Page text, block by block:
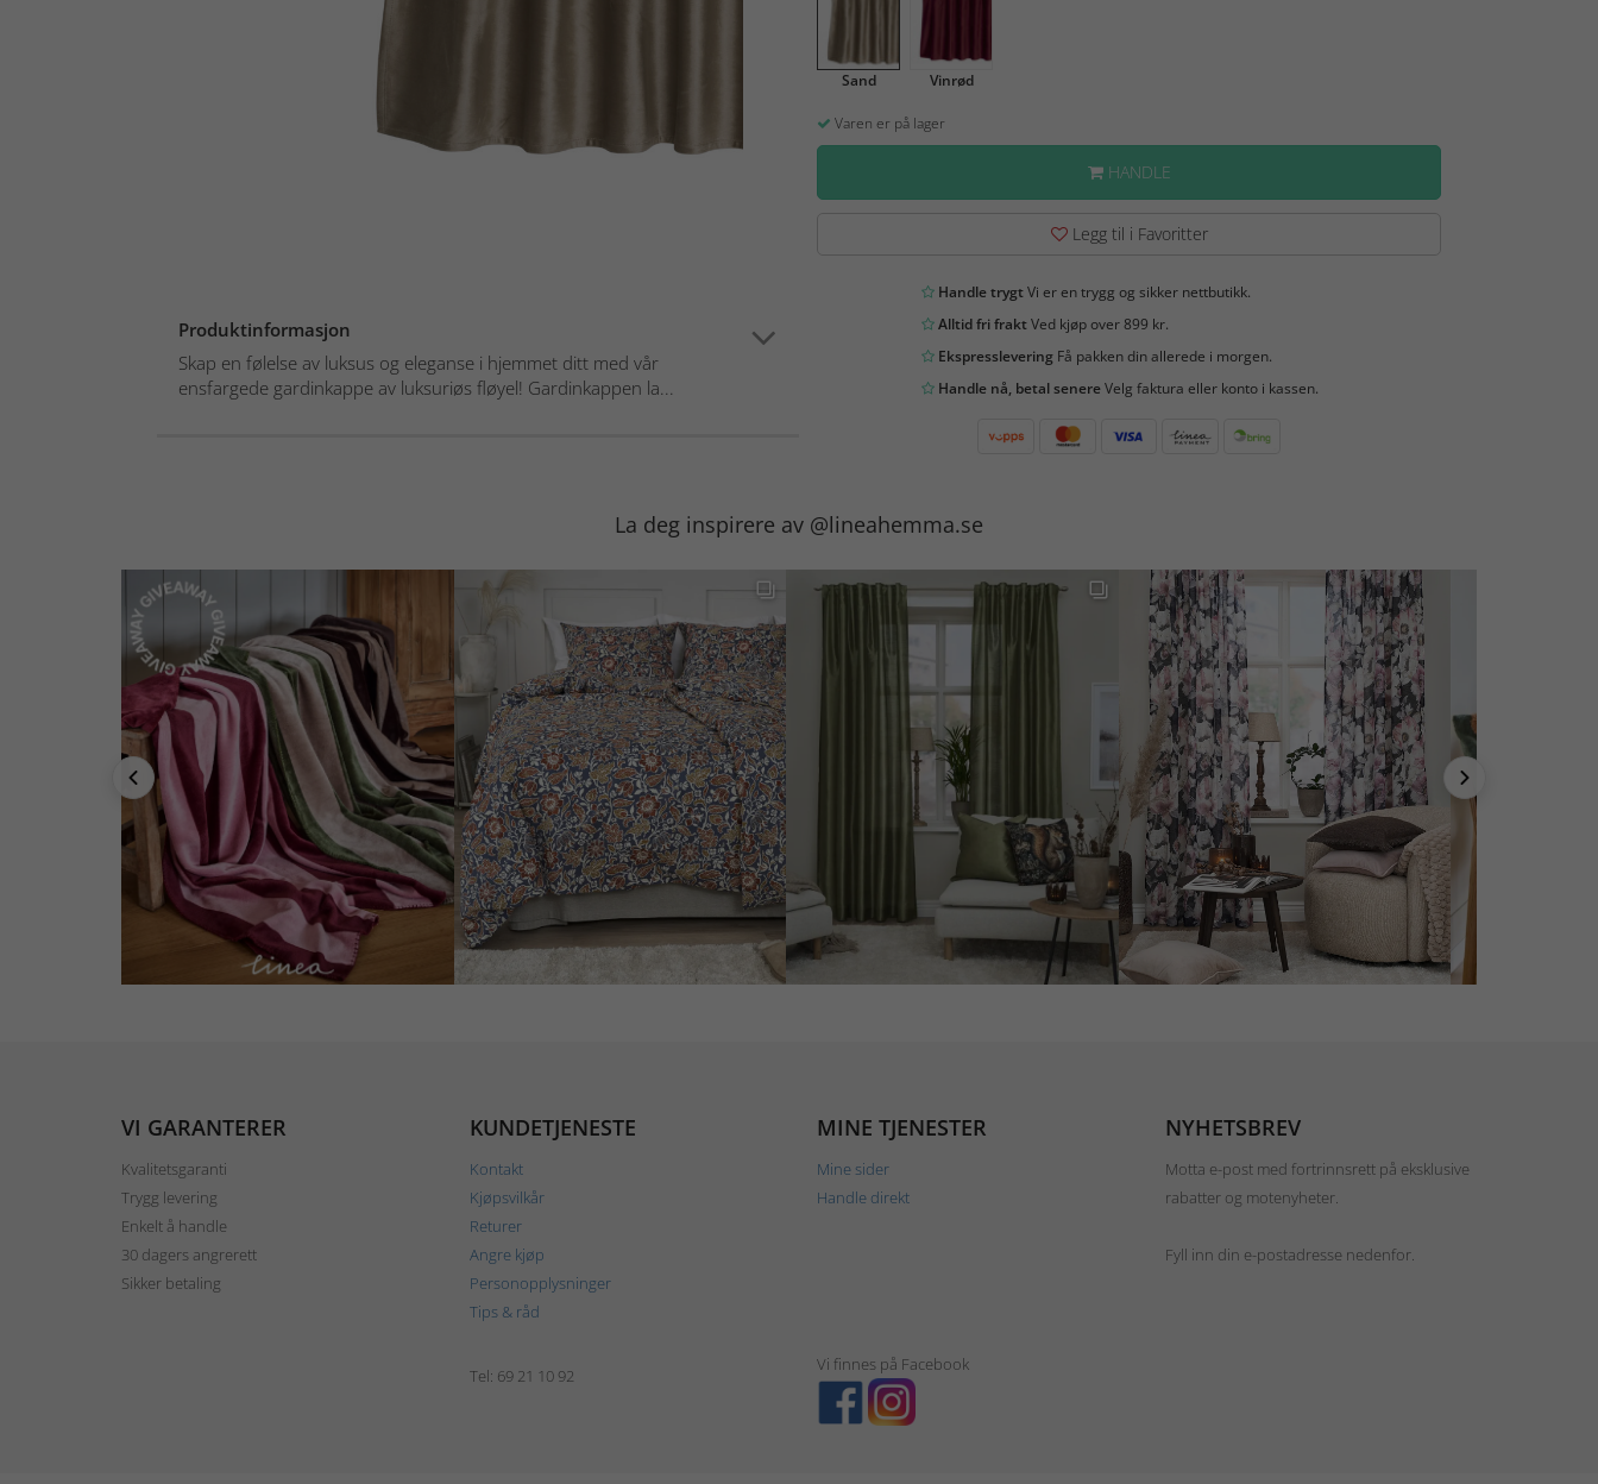
Produktinformasjon
Skap en følelse av luksus og eleganse i hjemmet ditt med vår
ensfargede gardinkappe av luksuriøs fløyel! Gardinkappen la...
Sand Vinrød
Varen er på lager
HANDLE
Legg til i Favoritter
Handle trygtVi er en trygg og sikker nettbutikk.
Alltid fri fraktVed kjøp over 899 kr.
EkspressleveringFå pakken din allerede i morgen.
Handle nå, betal senereVelg faktura eller konto i kassen.
La deg inspirere av @lineahemma.se
VI GARANTERER
Kvalitetsgaranti
Trygg levering
Enkelt å handle
30 dagers angrerett
Sikker betaling
KUNDETJENESTE
Kontakt
Kjøpsvilkår
Returer
Angre kjøp
Personopplysninger
Tips & råd
MINE TJENESTER
Mine sider
Handle direkt
NYHETSBREV
Motta e-post med fortrinnsrett på eksklusive
rabatter og motenyheter.
Fyll inn din e-postadresse nedenfor.
Tel: 69 21 10 92
Vi finnes på Facebook